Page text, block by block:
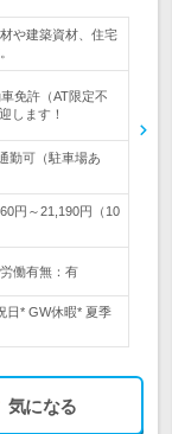
や建築資材、住宅
免許（AT限定不
します！
勤可（駐車場あ
円～21,190円（10
働有無：有
日* GW休暇* 夏季
気になる